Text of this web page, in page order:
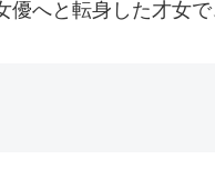
へと転身した才女